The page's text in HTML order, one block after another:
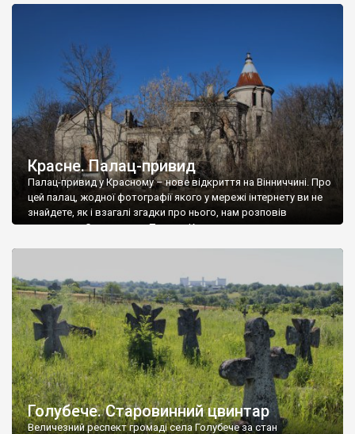
Красне. Палац-привид
Палац-привид у Красному – нове відкриття на Вінниччині. Про
цей палац, жодної фотографії якого у мережі інтернету ви не
знайдете, як і взагалі згадки про нього, нам розповів
мешканець Самгородка. Палац у Красному вразив не лише
Голубече. Старовинний цвинтар
Величезний респект громаді села Голубече за стан